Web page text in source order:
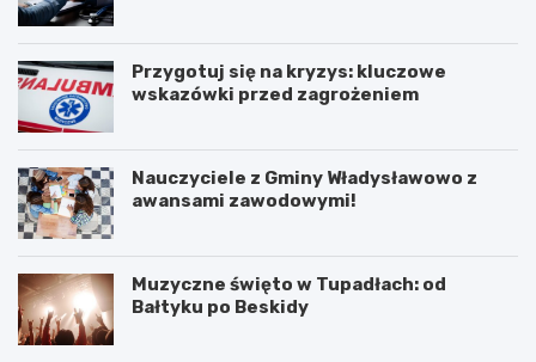
Przygotuj się na kryzys: kluczowe
wskazówki przed zagrożeniem
Nauczyciele z Gminy Władysławowo z
awansami zawodowymi!
Muzyczne święto w Tupadłach: od
Bałtyku po Beskidy